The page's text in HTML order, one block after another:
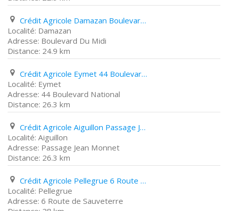
Crédit Agricole Damazan Boulevard Du Midi
Damazan
Boulevard Du Midi
24.9 km
Crédit Agricole Eymet 44 Boulevard National
Eymet
44 Boulevard National
26.3 km
Crédit Agricole Aiguillon Passage Jean Monnet
Aiguillon
Passage Jean Monnet
26.3 km
Crédit Agricole Pellegrue 6 Route de Sauveterre
Pellegrue
6 Route de Sauveterre